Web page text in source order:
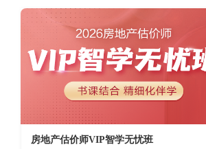
房地产估价师VIP智学无忧班